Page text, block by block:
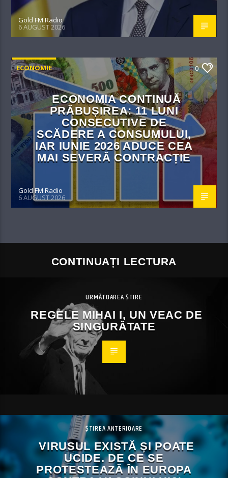
Gold FM Radio
6 AUGUST 2026
ECONOMIE 0
ECONOMIA CONTINUĂ
PRĂBUȘIREA: 11 LUNI
CONSECUTIVE DE
SCĂDERE A CONSUMULUI,
IAR IUNIE 2026 ADUCE CEA
MAI SEVERĂ CONTRACȚIE
Gold FM Radio
6 AUGUST 2026
CONTINUAȚI LECTURA
URMĂTOAREA ȘTIRE
REGELE MIHAI I, UN VEAC DE
SINGURĂTATE
ȘTIREA ANTERIOARE
VIRUSUL EXISTĂ ȘI POATE
UCIDE. DE CE SE
PROTESTEAZĂ ÎN EUROPA